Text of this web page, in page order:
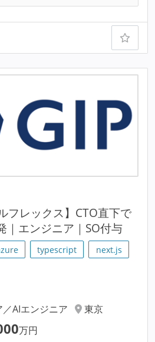
フレックス】CTO直下で
｜エンジニア｜SO付与
typescript
next.js
AIエンジニア
東京
万円